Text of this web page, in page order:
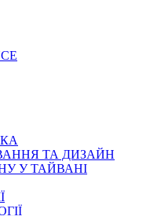
ТА ДИЗАЙН
У ТАЙВАНІ